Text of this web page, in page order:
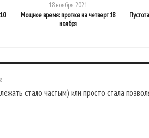
18 ноября, 2021
Мощное время: прогноз на четверг 18
ноября
стало частым) или просто стала